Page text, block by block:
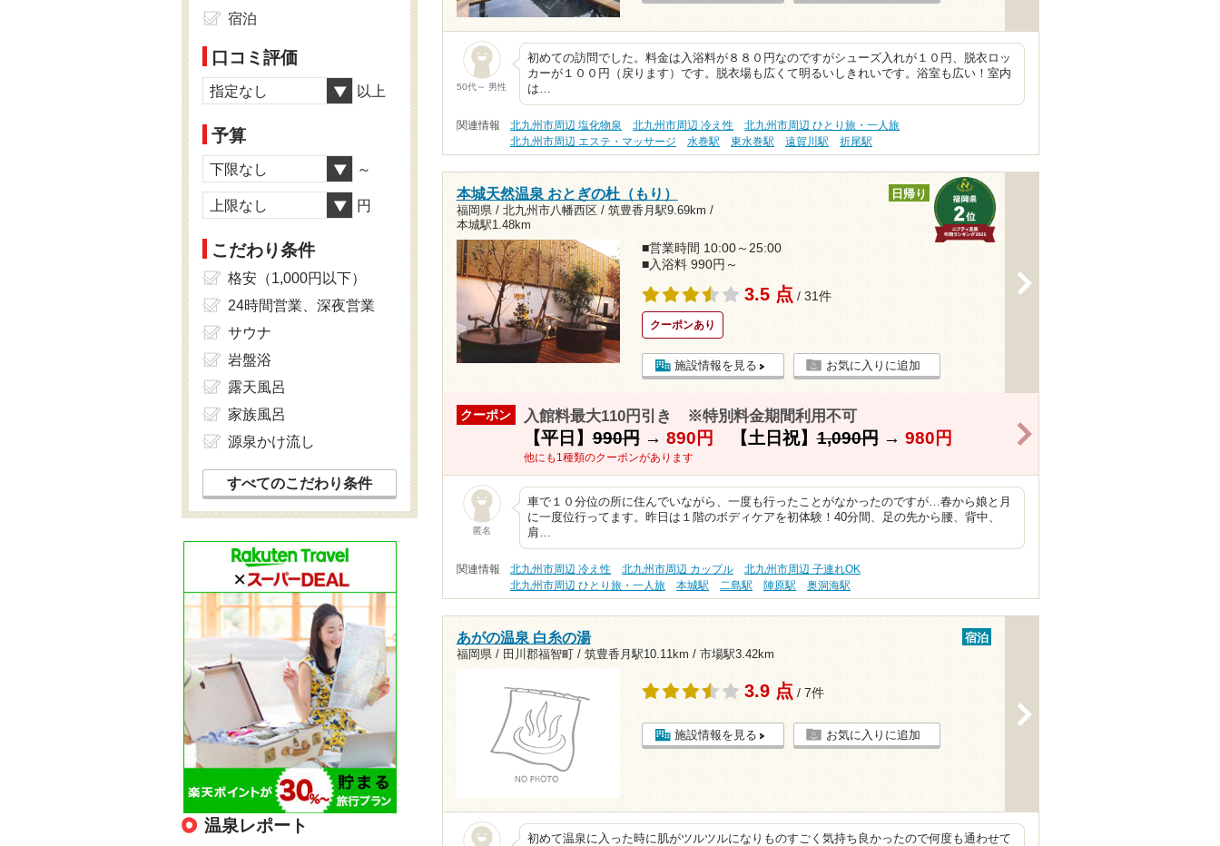
50代～ 男性
初めての訪問でした。料金は入浴料が８８０円なのですがシューズ入れが１０円、脱衣ロッ
カーが１００円（戻ります）です。脱衣場も広くて明るいしきれいです。浴室も広い！室内
は…
関連情報 北九州市周辺 塩化物泉 北九州市周辺 冷え性
北九州市周辺 ひとり旅・一人旅
北九州市周辺 エステ・マッサージ
水巻駅 東水巻駅 遠賀川駅 折尾駅
本城天然温泉 おとぎの杜（もり）
福岡県 / 北九州市八幡西区 / 筑豊香月駅9.69km /
本城駅1.48km
日帰り
■営業時間 10:00～25:00
■入浴料 990円～
3.5 点 / 31件
クーポンあり
施設情報を見る お気に入りに追加
クーポン 入館料最大110円引き ※特別料金期間利用不可
【平日】990円→ 890円 【土日祝】1,090円→ 980円
他にも1種類のクーポンがあります
匿名
車で１０分位の所に住んでいながら、一度も行ったことがなかったのですが…春から娘と月
に一度位行ってます。昨日は１階のボディケアを初体験！40分間、足の先から腰、背中、
肩…
関連情報 北九州市周辺 冷え性 北九州市周辺 カップル
北九州市周辺 子連れOK
北九州市周辺 ひとり旅・一人旅
本城駅 二島駅 陣原駅 奥洞海駅
あがの温泉 白糸の湯
福岡県 / 田川郡福智町 / 筑豊香月駅10.11km / 市場駅3.42km
宿泊
3.9 点 / 7件
施設情報を見る お気に入りに追加
初めて温泉に入った時に肌がツルツルになりものすごく気持ち良かったので何度も通わせて
宿泊
口コミ評価
指定なし 以上
予算
下限なし ～
上限なし 円
こだわり条件
格安（1,000円以下）
24時間営業、深夜営業
サウナ
岩盤浴
露天風呂
家族風呂
源泉かけ流し
すべてのこだわり条件
温泉レポート